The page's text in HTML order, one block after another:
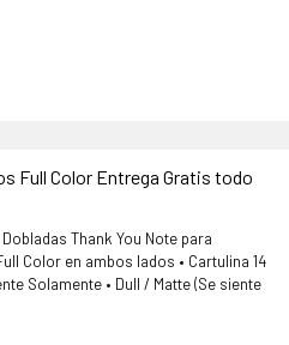
Full Color Entrega Gratis todo
Thank You Note para
Color en ambos lados • Cartulina 14
Solamente • Dull / Matte (Se siente